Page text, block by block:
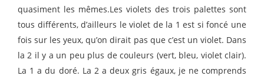
quasiment les mêmes.Les violets des trois palettes sont
tous différents, d’ailleurs le violet de la 1 est si foncé une
fois sur les yeux, qu’on dirait pas que c’est un violet. Dans
la 2 il y a un peu plus de couleurs (vert, bleu, violet clair).
La 1 a du doré. La 2 a deux gris égaux, je ne comprends